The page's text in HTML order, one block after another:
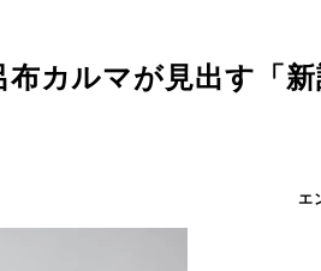
布カルマが見出す「
エ